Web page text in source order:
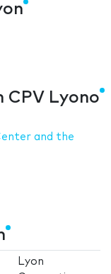
CPV Lyono
and the
Lyon